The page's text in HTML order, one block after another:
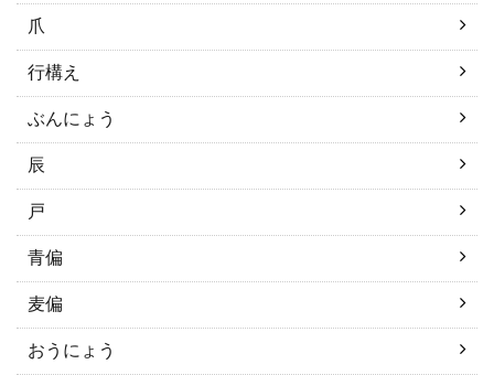
爪
行構え
ぶんにょう
辰
戸
青偏
麦偏
おうにょう